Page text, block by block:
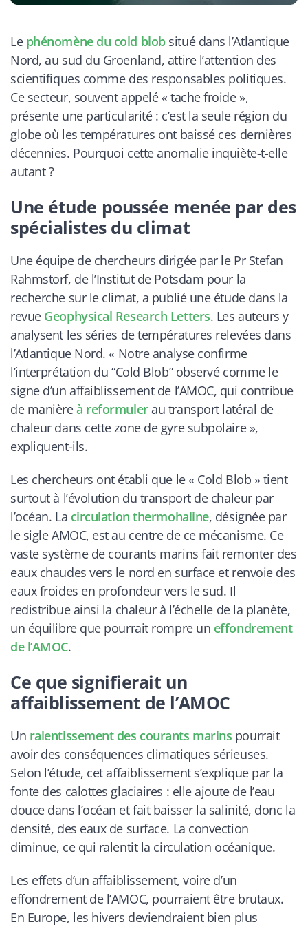
Le phénomène du cold blobsitué dans l’Atlantique
Nord, au sud du Groenland, attire l’attention des
scientifiques comme des responsables politiques.
Ce secteur, souvent appelé « tache froide »,
présente une particularité : c’est la seule région du
globe où les températures ont baissé ces dernières
décennies. Pourquoi cette anomalie inquiète-t-elle
autant ?
Une étude poussée menée par des
spécialistes du climat
Une équipe de chercheurs dirigée par le Pr Stefan
Rahmstorf, de l’Institut de Potsdam pour la
recherche sur le climat, a publié une étude dans la
revue Geophysical Research Letters. Les auteurs y
analysent les séries de températures relevées dans
l’Atlantique Nord. « Notre analyse confirme
l’interprétation du “Cold Blob” observé comme le
signe d’un affaiblissement de l’AMOC, qui contribue
de manièreà reformulerau transport latéral de
chaleur dans cette zone de gyre subpolaire »,
expliquent-ils.
Les chercheurs ont établi que le « Cold Blob » tient
surtout à l’évolution du transport de chaleur par
l’océan. La circulation thermohaline, désignée par
le sigle AMOC, est au centre de ce mécanisme. Ce
vaste système de courants marins fait remonter des
eaux chaudes vers le nord en surface et renvoie des
eaux froides en profondeur vers le sud. Il
redistribue ainsi la chaleur à l’échelle de la planète,
un équilibre que pourrait rompre un effondrement
de l’AMOC.
Ce que signifierait un
affaiblissement de l’AMOC
Un ralentissement des courants marins pourrait
avoir des conséquences climatiques sérieuses.
Selon l’étude, cet affaiblissement s’explique par la
fonte des calottes glaciaires : elle ajoute de l’eau
douce dans l’océan et fait baisser la salinité, donc la
densité, des eaux de surface. La convection
diminue, ce qui ralentit la circulation océanique.
Les effets d’un affaiblissement, voire d’un
effondrement de l’AMOC, pourraient être brutaux.
En Europe, les hivers deviendraient bien plus